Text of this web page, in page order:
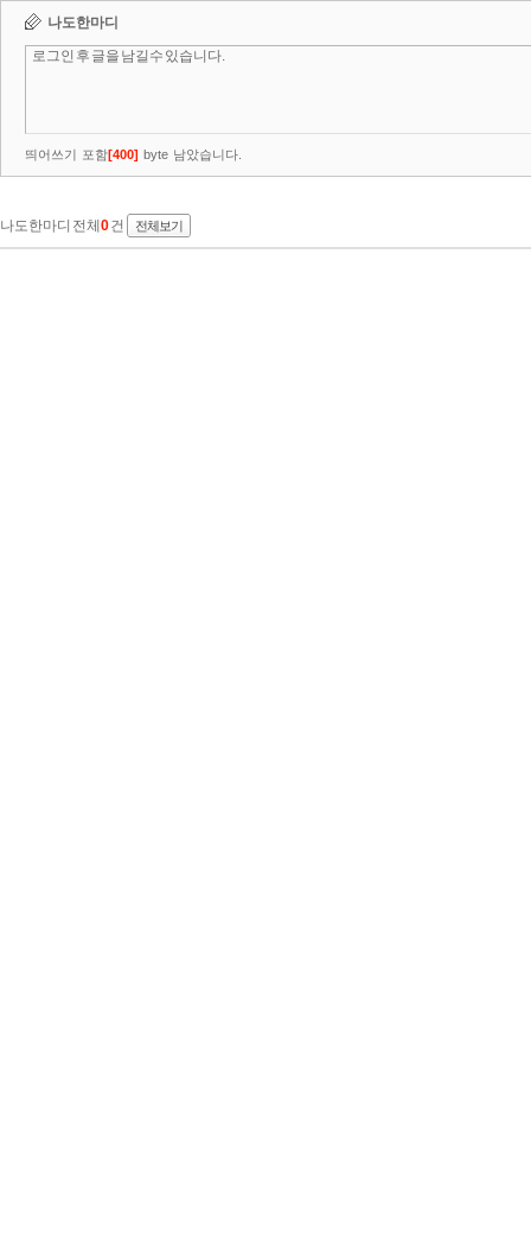
나도한마디
띄어쓰기 포함[400] byte 남았습니다.
나도한마디 전체 0건 전체보기